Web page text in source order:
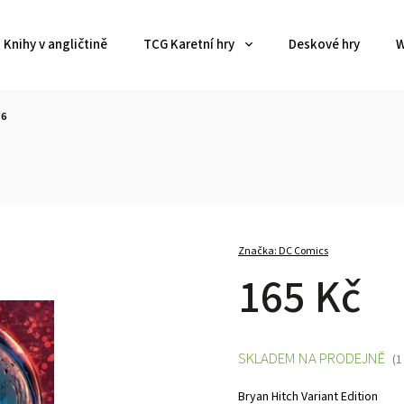
Knihy v angličtině TCG Karetní hry Deskové hry
Značka:DC Comics
165 Kč
Bryan Hitch Variant Edition
SKLADEM NA PRODEJNĚ